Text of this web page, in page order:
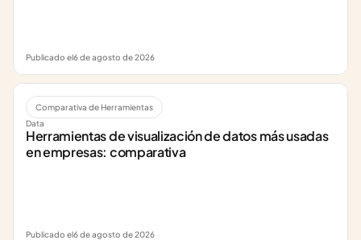
Publicado el6 de agosto de 2026
Comparativa de Herramientas
Data
Herramientas de visualización de datos más usadas
en empresas: comparativa
Publicado el6 de agosto de 2026